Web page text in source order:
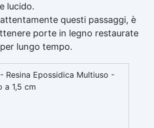
lucido.
questi passaggi, è
porte in legno restaurate
lungo tempo.